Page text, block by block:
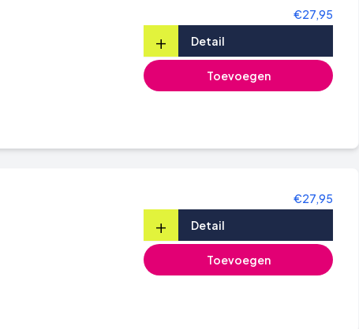
€27,95
+ Detail
Toevoegen
€27,95
+ Detail
Toevoegen